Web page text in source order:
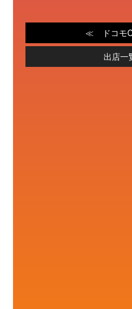
ドコモ
出店一